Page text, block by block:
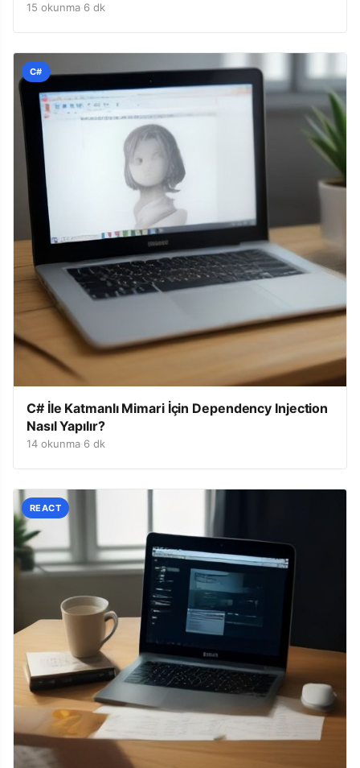
15 okunma 6 dk
C#
C# İle Katmanlı Mimari İçin Dependency Injection
Nasıl Yapılır?
14 okunma 6 dk
REACT